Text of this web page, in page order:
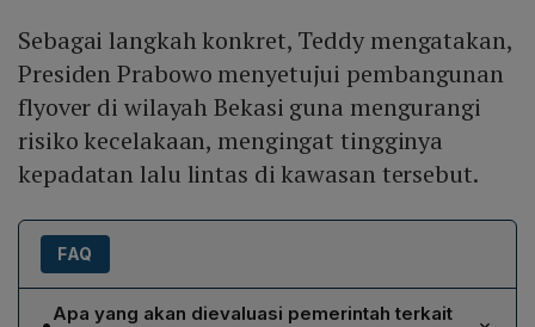
Sebagai langkah konkret, Teddy mengatakan,
Presiden Prabowo menyetujui pembangunan
flyover di wilayah Bekasi guna mengurangi
risiko kecelakaan, mengingat tingginya
kepadatan lalu lintas di kawasan tersebut.
FAQ
Apa yang akan dievaluasi pemerintah terkait